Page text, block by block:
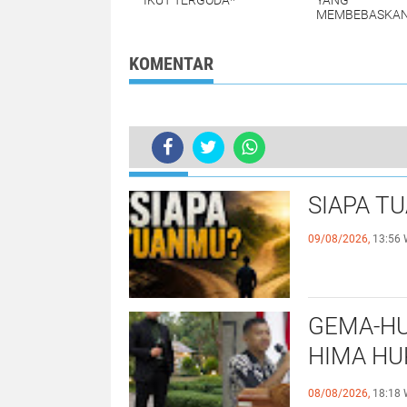
KOMENTAR
TERKINI
SIAPA
09/08/2026, 13:56
GEMA-
HIMA
08/08/2026, 18:18